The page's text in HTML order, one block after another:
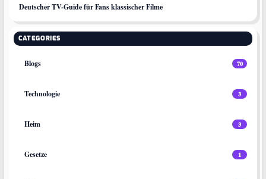
Deutscher TV-Guide für Fans klassischer Filme
CATEGORIES
Blogs 70
Technologie 3
Heim 3
Gesetze 1